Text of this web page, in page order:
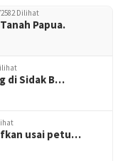
Dilihat
Papua.
di Sidak B…
usai petu…